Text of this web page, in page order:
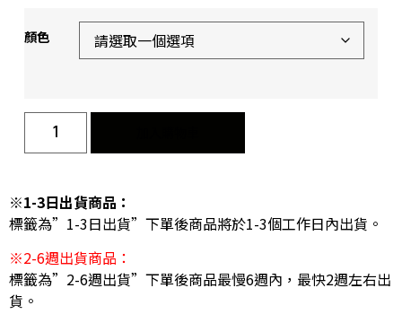
顏色
※1-3日出貨商品：
標籤為”1-3日出貨”下單後商品將於1-3個工作日內出貨。
※2-6週出貨商品：
標籤為”2-6週出貨”下單後商品最慢6週內，最快2週左右出
貨。